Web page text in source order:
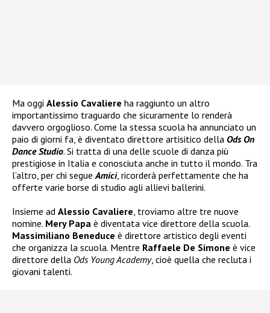
Ma oggi Alessio Cavaliere ha raggiunto un altro
importantissimo traguardo che sicuramente lo renderà
davvero orgoglioso. Come la stessa scuola ha annunciato un
paio di giorni fa, è diventato direttore artisitico della Ods On
Dance Studio. Si tratta di una delle scuole di danza più
prestigiose in Italia e conosciuta anche in tutto il mondo. Tra
l’altro, per chi segueAmici, ricorderà perfettamente che ha
offerte varie borse di studio agli allievi ballerini.
Insieme ad Alessio Cavaliere, troviamo altre tre nuove
nomine. Mery Papa è diventata vice direttore della scuola.
Massimiliano Beneduce è direttore artistico degli eventi
che organizza la scuola. Mentre Raffaele De Simone è vice
direttore della Ods Young Academy, cioè quella che recluta i
giovani talenti.